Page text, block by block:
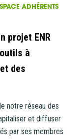
ADHÉRENTS
projet ENR
à
des
notre réseau des
et diffuser
par ses membres